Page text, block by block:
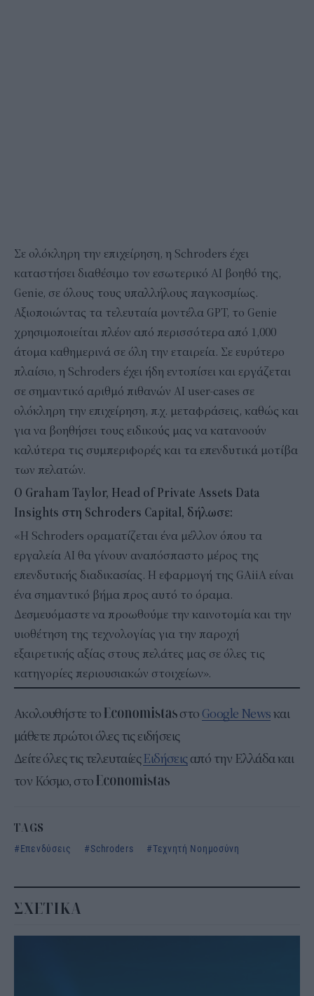
Σε ολόκληρη την επιχείρηση, η Schroders έχει
καταστήσει διαθέσιμο τον εσωτερικό AI βοηθό της,
Genie, σε όλους τους υπαλλήλους παγκοσμίως.
Αξιοποιώντας τα τελευταία μοντέλα GPT, το Genie
χρησιμοποιείται πλέον από περισσότερα από 1,000
άτομα καθημερινά σε όλη την εταιρεία. Σε ευρύτερο
πλαίσιο, η Schroders έχει ήδη εντοπίσει και εργάζεται
σε σημαντικό αριθμό πιθανών AI user-cases σε
ολόκληρη την επιχείρηση, π.χ. μεταφράσεις, καθώς και
για να βοηθήσει τους ειδικούς μας να κατανοούν
καλύτερα τις συμπεριφορές και τα επενδυτικά μοτίβα
των πελατών.
Ο Graham Taylor, Head of Private Assets Data
Insights στη Schroders Capital, δήλωσε:
«Η Schroders οραματίζεται ένα μέλλον όπου τα
εργαλεία AI θα γίνουν αναπόσπαστο μέρος της
επενδυτικής διαδικασίας. Η εφαρμογή της GAiiA είναι
ένα σημαντικό βήμα προς αυτό το όραμα.
Δεσμευόμαστε να προωθούμε την καινοτομία και την
υιοθέτηση της τεχνολογίας για την παροχή
εξαιρετικής αξίας στους πελάτες μας σε όλες τις
κατηγορίες περιουσιακών στοιχείων».
Ακολουθήστε το στο Google Newsκαι
μάθετε πρώτοι όλες τις ειδήσεις
Δείτε όλες τις τελευταίεςΕιδήσειςαπό την Ελλάδα και
τον Κόσμο, στο
TAGS
Επενδύσεις
Schroders Τεχνητή Νοημοσύνη
ΣΧΕΤΙΚΑ